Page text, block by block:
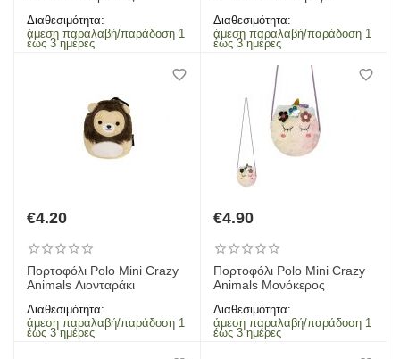
Διαθεσιμότητα:
άμεση παραλαβή/παράδοση 1
έως 3 ημέρες
Διαθεσιμότητα:
άμεση παραλαβή/παράδοση 1
έως 3 ημέρες
€4.20
Πορτοφόλι Polo Mini Crazy
Animals Λιονταράκι
Διαθεσιμότητα:
άμεση παραλαβή/παράδοση 1
έως 3 ημέρες
€4.90
Πορτοφόλι Polo Mini Crazy
Animals Μονόκερος
Διαθεσιμότητα:
άμεση παραλαβή/παράδοση 1
έως 3 ημέρες